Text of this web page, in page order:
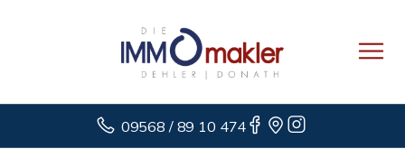
09568 / 89 10 474